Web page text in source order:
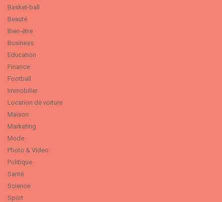
Basket-ball
Beauté
Bien-être
Business
Education
Finance
Football
Immobilier
Location de voiture
Maison
Marketing
Mode
Photo & Video
Politique
Santé
Science
Sport